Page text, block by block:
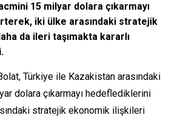
15 milyar dolara çıkarmayı
iki ülke arasındaki stratejik
da ileri taşımakta kararlı
Türkiye ile Kazakistan arasındaki
dolara çıkarmayı hedeflediklerini
stratejik ekonomik ilişkileri